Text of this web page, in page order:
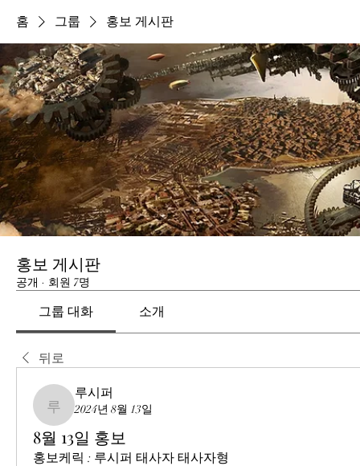
홈 그룹 홍보 게시판
홍보 게시판
공개 · 회원 7명
그룹 대화 소개
뒤로
루시퍼
루시퍼
2024년 8월 13일
8월 13일 홍보
홍보케릭 : 루시퍼 태사자 태사자형